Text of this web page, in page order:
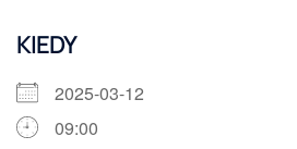
KIEDY
2025-03-12
09:00